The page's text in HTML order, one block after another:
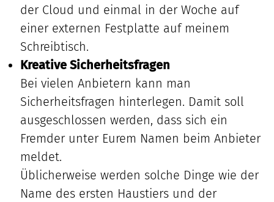
der Cloud und einmal in der Woche auf
einer externen Festplatte auf meinem
Schreibtisch.
Kreative Sicherheitsfragen
Bei vielen Anbietern kann man
Sicherheitsfragen hinterlegen. Damit soll
ausgeschlossen werden, dass sich ein
Fremder unter Eurem Namen beim Anbieter
meldet.
Üblicherweise werden solche Dinge wie der
Name des ersten Haustiers und der